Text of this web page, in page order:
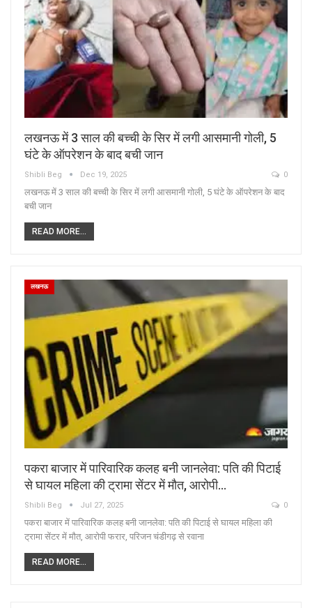
लखनऊ में 3 साल की बच्ची के सिर में लगी आसमानी गोली, 5
घंटे के ऑपरेशन के बाद बची जान
Shibli Beg Dec 19, 2025 0
लखनऊ में 3 साल की बच्ची के सिर में लगी आसमानी गोली, 5 घंटे के ऑपरेशन के बाद
बची जान
READ MORE...
लखनऊ
पकरा बाजार में पारिवारिक कलह बनी जानलेवा: पति की पिटाई
से घायल महिला की ट्रामा सेंटर में मौत, आरोपी…
Shibli Beg Jul 27, 2025 0
पकरा बाजार में पारिवारिक कलह बनी जानलेवा: पति की पिटाई से घायल महिला की
ट्रामा सेंटर में मौत, आरोपी फरार, परिजन चंडीगढ़ से रवाना
READ MORE...